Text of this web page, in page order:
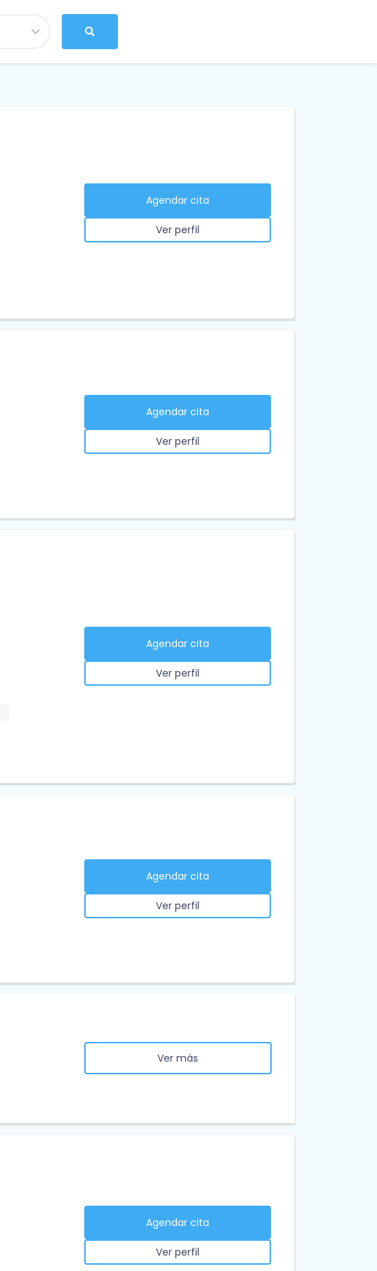
Agendar cita
Ver perfil
Agendar cita
Ver perfil
Agendar cita
Ver perfil
Agendar cita
Ver perfil
Ver más
Agendar cita
Ver perfil